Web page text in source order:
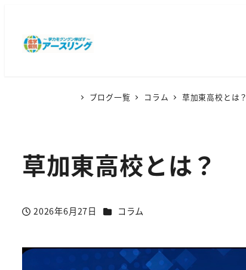
ブログ一覧 コラム 草加東高校とは？
草加東高校とは？
投稿日
2026年6月27日 カテゴリー
コラム